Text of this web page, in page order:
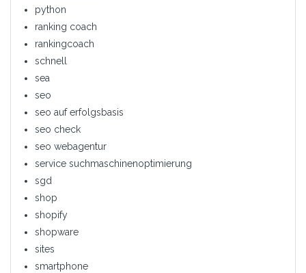
python
ranking coach
rankingcoach
schnell
sea
seo
seo auf erfolgsbasis
seo check
seo webagentur
service suchmaschinenoptimierung
sgd
shop
shopify
shopware
sites
smartphone